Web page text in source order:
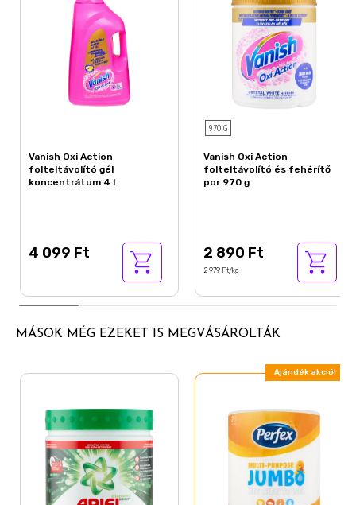
Vanish Oxi Action
folteltávolító gél
koncentrátum 4 l
4 099 Ft
970 G
Vanish Oxi Action
folteltávolító és fehérítő
por 970 g
2 890 Ft
2 979 Ft/kg
MÁSOK MÉG EZEKET IS MEGVÁSÁROLTÁK
Ajándék akció!